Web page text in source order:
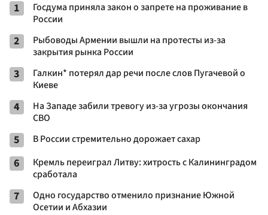
1
Госдума приняла закон о запрете на проживание в
России
2
Рыбоводы Армении вышли на протесты из-за
закрытия рынка России
3
Галкин* потерял дар речи после слов Пугачевой о
Киеве
4
На Западе забили тревогу из-за угрозы окончания
СВО
5 В России стремительно дорожает сахар
6
Кремль переиграл Литву: хитрость с Калининградом
сработала
7
Одно государство отменило признание Южной
Осетии и Абхазии